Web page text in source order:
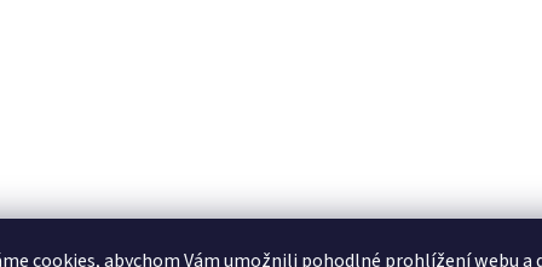
cookies, abychom Vám umožnili pohodlné prohlížení webu a